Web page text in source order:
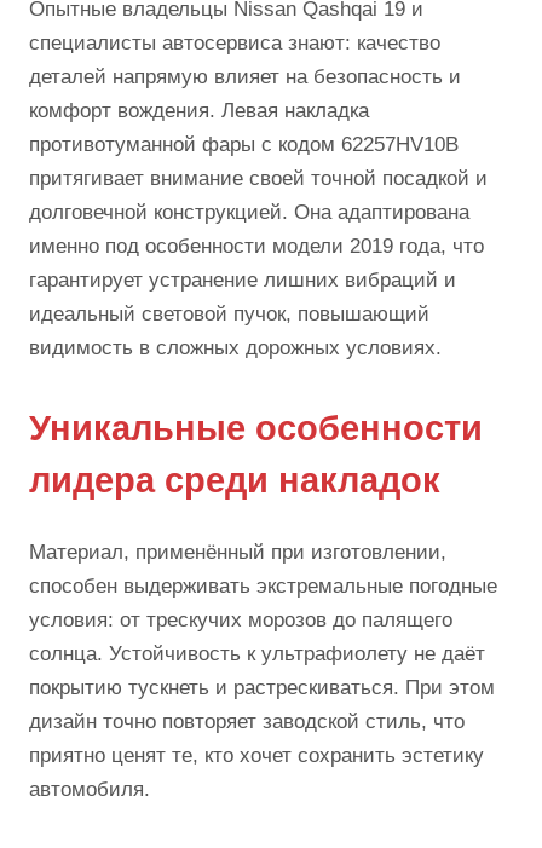
Опытные владельцы Nissan Qashqai 19 и
специалисты автосервиса знают: качество
деталей напрямую влияет на безопасность и
комфорт вождения. Левая накладка
противотуманной фары с кодом 62257HV10B
притягивает внимание своей точной посадкой и
долговечной конструкцией. Она адаптирована
именно под особенности модели 2019 года, что
гарантирует устранение лишних вибраций и
идеальный световой пучок, повышающий
видимость в сложных дорожных условиях.
Уникальные особенности
лидера среди накладок
Материал, применённый при изготовлении,
способен выдерживать экстремальные погодные
условия: от трескучих морозов до палящего
солнца. Устойчивость к ультрафиолету не даёт
покрытию тускнеть и растрескиваться. При этом
дизайн точно повторяет заводской стиль, что
приятно ценят те, кто хочет сохранить эстетику
автомобиля.